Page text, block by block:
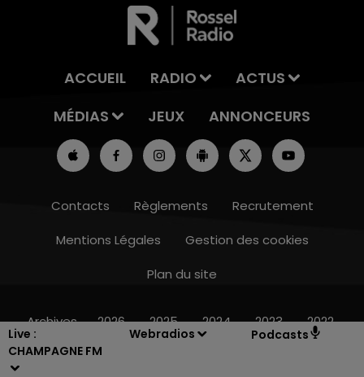
Live :
CHAMPAGNE FM
Webradios Podcasts
ACCUEIL RADIO
ACTUS
MÉDIAS
JEUX ANNONCEURS
Contacts Règlements
Recrutement
Mentions Légales
Gestion des cookies
Plan du site
Archives 2026 2025 2024 2023 2022